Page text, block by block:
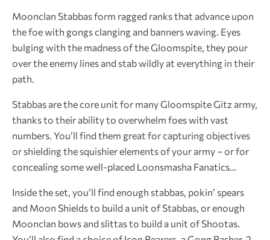
Moonclan Stabbas form ragged ranks that advance upon
the foe with gongs clanging and banners waving. Eyes
bulging with the madness of the Gloomspite, they pour
over the enemy lines and stab wildly at everything in their
path.
Stabbas are the core unit for many Gloomspite Gitz army,
thanks to their ability to overwhelm foes with vast
numbers. You’ll find them great for capturing objectives
or shielding the squishier elements of your army – or for
concealing some well-placed Loonsmasha Fanatics…
Inside the set, you’ll find enough stabbas, pokin’ spears
and Moon Shields to build a unit of Stabbas, or enough
Moonclan bows and slittas to build a unit of Shootas.